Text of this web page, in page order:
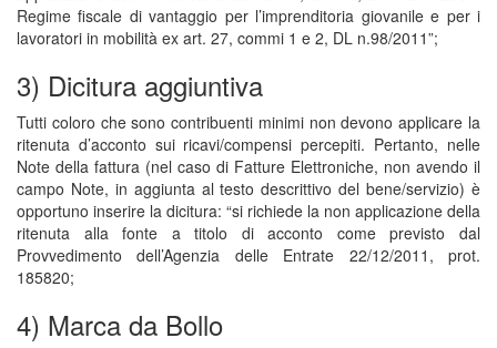
Regime fiscale di vantaggio per l’imprenditoria giovanile e per i
lavoratori in mobilità ex art. 27, commi 1 e 2, DL n.98/2011”;
3) Dicitura aggiuntiva
Tutti coloro che sono contribuenti minimi non devono applicare la
ritenuta d’acconto sui ricavi/compensi percepiti. Pertanto, nelle
Note della fattura (nel caso di Fatture Elettroniche, non avendo il
campo Note, in aggiunta al testo descrittivo del bene/servizio) è
opportuno inserire la dicitura: “si richiede la non applicazione della
ritenuta alla fonte a titolo di acconto come previsto dal
Provvedimento dell’Agenzia delle Entrate 22/12/2011, prot.
185820;
4) Marca da Bollo